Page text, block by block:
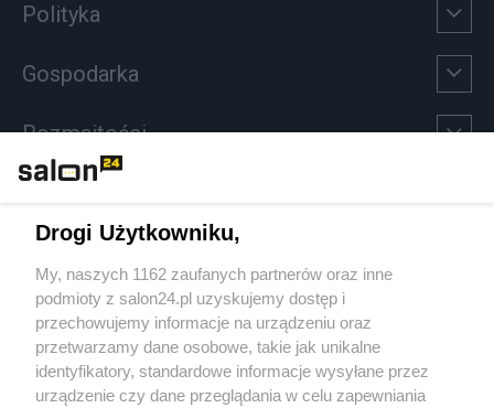
Polityka
Gospodarka
Rozmaitości
Sport
Społeczeństwo
Kultura
Drogi Użytkowniku,
My, naszych 1162 zaufanych partnerów oraz inne
podmioty z salon24.pl uzyskujemy dostęp i
przechowujemy informacje na urządzeniu oraz
przetwarzamy dane osobowe, takie jak unikalne
identyfikatory, standardowe informacje wysyłane przez
urządzenie czy dane przeglądania w celu zapewniania